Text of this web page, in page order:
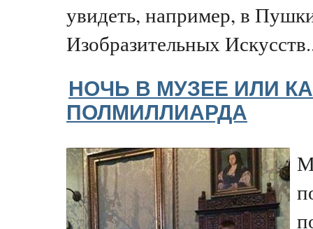
увидеть, например, в
Изобразительных
НОЧЬ В МУЗЕЕ ИЛИ
ПОЛМИЛЛИАРДА